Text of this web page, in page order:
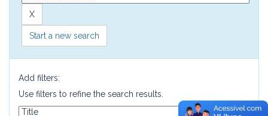
Start a new search
Add filters:
Use filters to refine the search results.